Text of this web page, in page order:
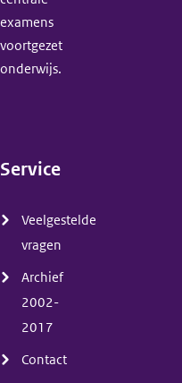
examens
voortgezet
onderwijs.
Service
Veelgestelde
vragen
Archief
2002-
2017
Contact